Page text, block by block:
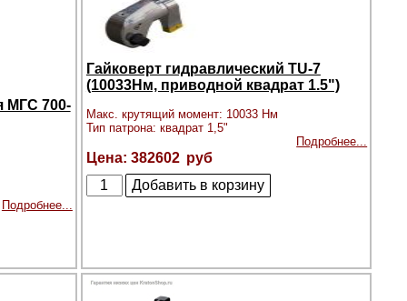
МГС 700-
Подробнее...
Гайковерт гидравлический TU-7
(10033Нм, приводной квадрат 1.5")
Макс. крутящий момент: 10033 Нм
Тип патрона: квадрат 1,5"
Подробнее...
382602